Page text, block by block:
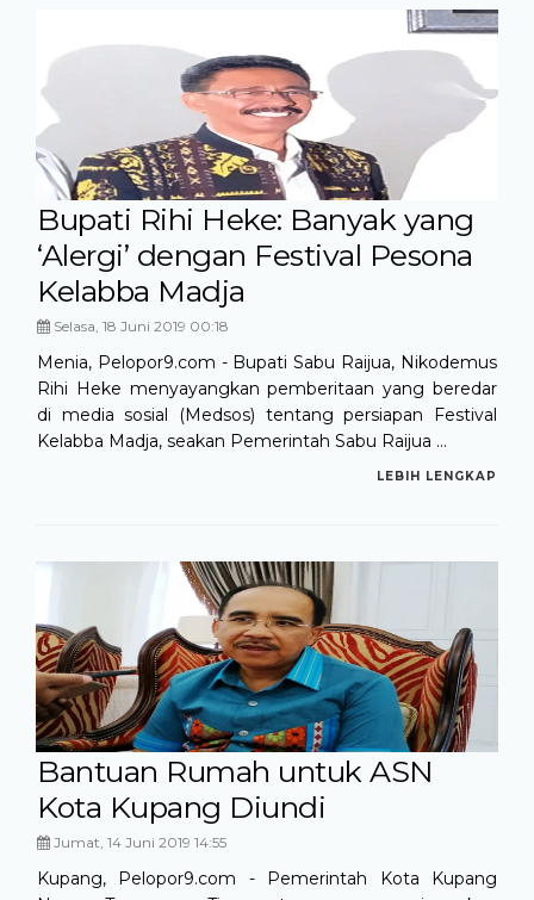
Bupati Rihi Heke: Banyak yang
‘Alergi’ dengan Festival Pesona
Kelabba Madja
Selasa, 18 Juni 2019 00:18
Menia, Pelopor9.com - Bupati Sabu Raijua, Nikodemus
Rihi Heke menyayangkan pemberitaan yang beredar
di media sosial (Medsos) tentang persiapan Festival
Kelabba Madja, seakan Pemerintah Sabu Raijua ...
LEBIH LENGKAP
Bantuan Rumah untuk ASN
Kota Kupang Diundi
Jumat, 14 Juni 2019 14:55
Kupang, Pelopor9.com - Pemerintah Kota Kupang